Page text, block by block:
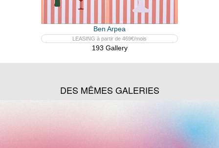
Ben Arpea
LEASING à partir de 469€/mois
193 Gallery
DES MÊMES GALERIES